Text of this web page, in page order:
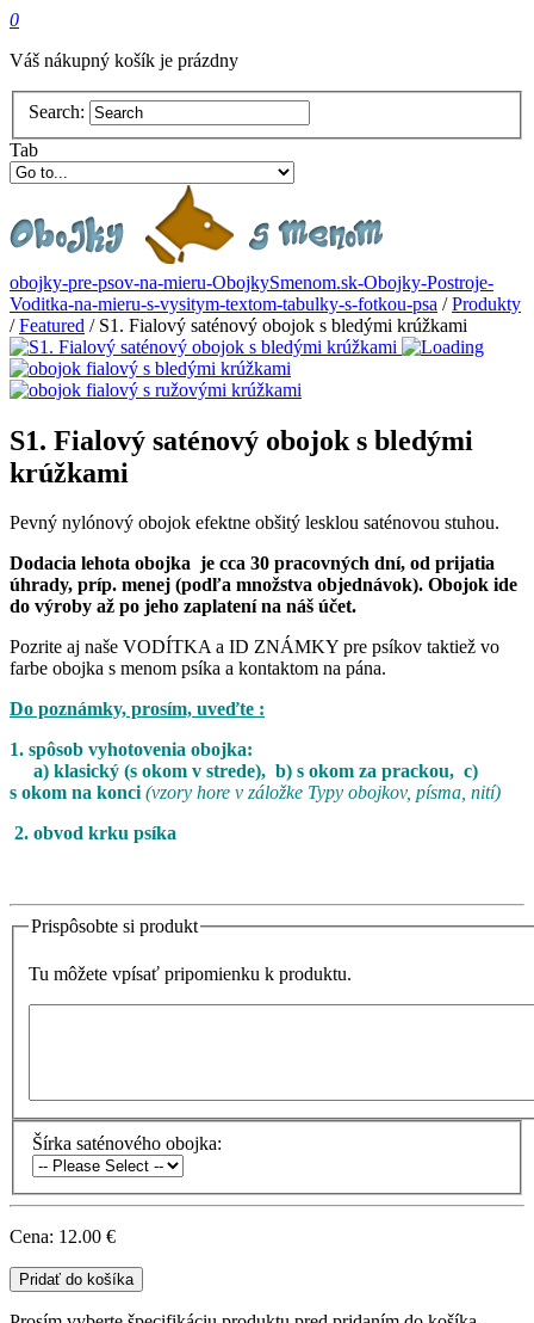
0
Váš nákupný košík je prázdny
Search:
Tab
obojky-pre-psov-na-mieru-ObojkySmenom.sk-Obojky-Postroje-
Voditka-na-mieru-s-vysitym-textom-tabulky-s-fotkou-psa /Produkty
/Featured / S1. Fialový saténový obojok s bledými krúžkami
S1. Fialový saténový obojok s bledými
krúžkami
Pevný nylónový obojok efektne obšitý lesklou saténovou stuhou.
Dodacia lehota obojka je cca 30 pracovných dní, od prijatia
úhrady, príp. menej (podľa množstva objednávok). Obojok ide
do výroby až po jeho zaplatení na náš účet.
Pozrite aj naše VODÍTKA a ID ZNÁMKY pre psíkov taktiež vo
farbe obojka s menom psíka a kontaktom na pána.
Do poznámky, prosím, uveďte :
1. spôsob vyhotovenia obojka:
a) klasický (s okom v strede), b) s okom za prackou, c)
s okom na konci(vzory hore v záložke Typy obojkov, písma, nití)
2. obvod krku psíka
Prispôsobte si produkt
Tu môžete vpísať pripomienku k produktu.
Šírka saténového obojka:
Cena: 12.00 €